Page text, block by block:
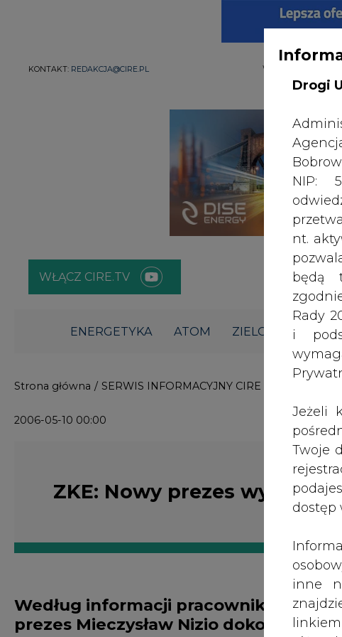
KONTAKT: REDAKCJA@CIRE.PL WYDAWCA
WŁĄCZ CIRE.TV
ENERGETYKA ATOM ZIELONA
Drogi
NIP:
nt.
będą
Rady
i
Jeżeli
Twoje
dostęp
inne
Strona główna / SERWIS INFORMACYJNY CIRE 24
2006-05-10 00:00
ZKE: Nowy prezes
Według informacji pracowników
prezes Mieczysław Nizio dokonuje